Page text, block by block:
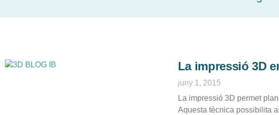
La impressió 3D
juny 1, 2015
La impressió 3D permet
Aquesta tècnica possibilita